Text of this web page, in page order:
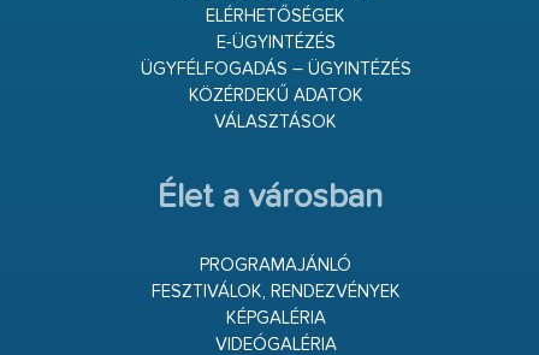
ELÉRHETŐSÉGEK
E-ÜGYINTÉZÉS
ÜGYFÉLFOGADÁS – ÜGYINTÉZÉS
KÖZÉRDEKŰ ADATOK
VÁLASZTÁSOK
Élet a városban
PROGRAMAJÁNLÓ
FESZTIVÁLOK, RENDEZVÉNYEK
KÉPGALÉRIA
VIDEÓGALÉRIA